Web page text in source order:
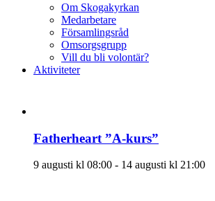
Om Skogakyrkan
Medarbetare
Församlingsråd
Omsorgsgrupp
Vill du bli volontär?
Aktiviteter
Fatherheart ”A-kurs”
9 augusti kl 08:00 - 14 augusti kl 21:00